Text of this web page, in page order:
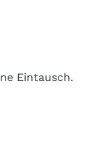
Eintausch.